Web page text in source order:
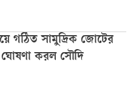
গঠিত সামুদ্রিক জোটের
ঘোষণা করল সৌদি